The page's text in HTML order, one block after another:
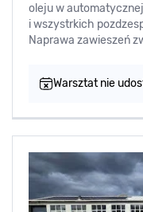
oleju w
i wszystrkich
Naprawa zawieszeń
Warsztat nie